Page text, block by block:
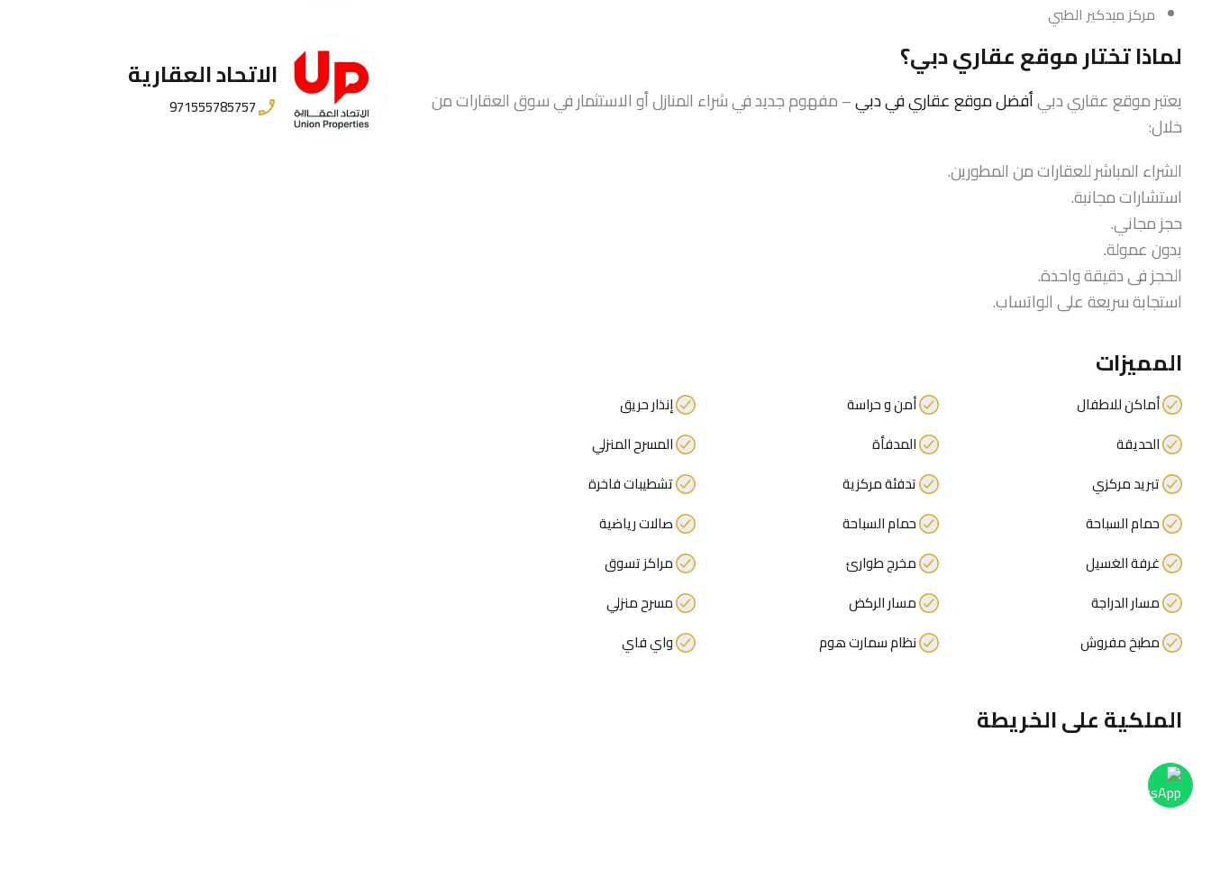
مركز ميدكير الطبي
لماذا تختار موقع عقاري دبي؟
يعتبر موقع عقاري دبيأفضل موقع عقاري في دبي– مفهوم جديد في شراء المنازل أو الاستثمار في سوق العقارات من
خلال:
الشراء المباشر للعقارات من المطورين.
استشارات مجانبة.
حجز مجاني.
بدون عمولة.
الحجز فى دقيقة واحدة.
استجابة سريعة على الواتساب.
المميزات
أماكن للاطفال أمن و حراسة
إنذار حريق
الحديقة
المدفأة
المسرح المنزلي
تبريد مركزي
تدفئة مركزية
تشطيبات فاخرة
حمام السباحة
حمام السباحة
صالات رياضية
غرفة الغسيل
مخرج طوارئ
مراكز تسوق
مسار الدراجة
مسار الركض
مسرح منزلي
مطبخ مفروش
نظام سمارت هوم واي فاي
الملكية على الخريطة
الاتحاد العقارية
971555785757